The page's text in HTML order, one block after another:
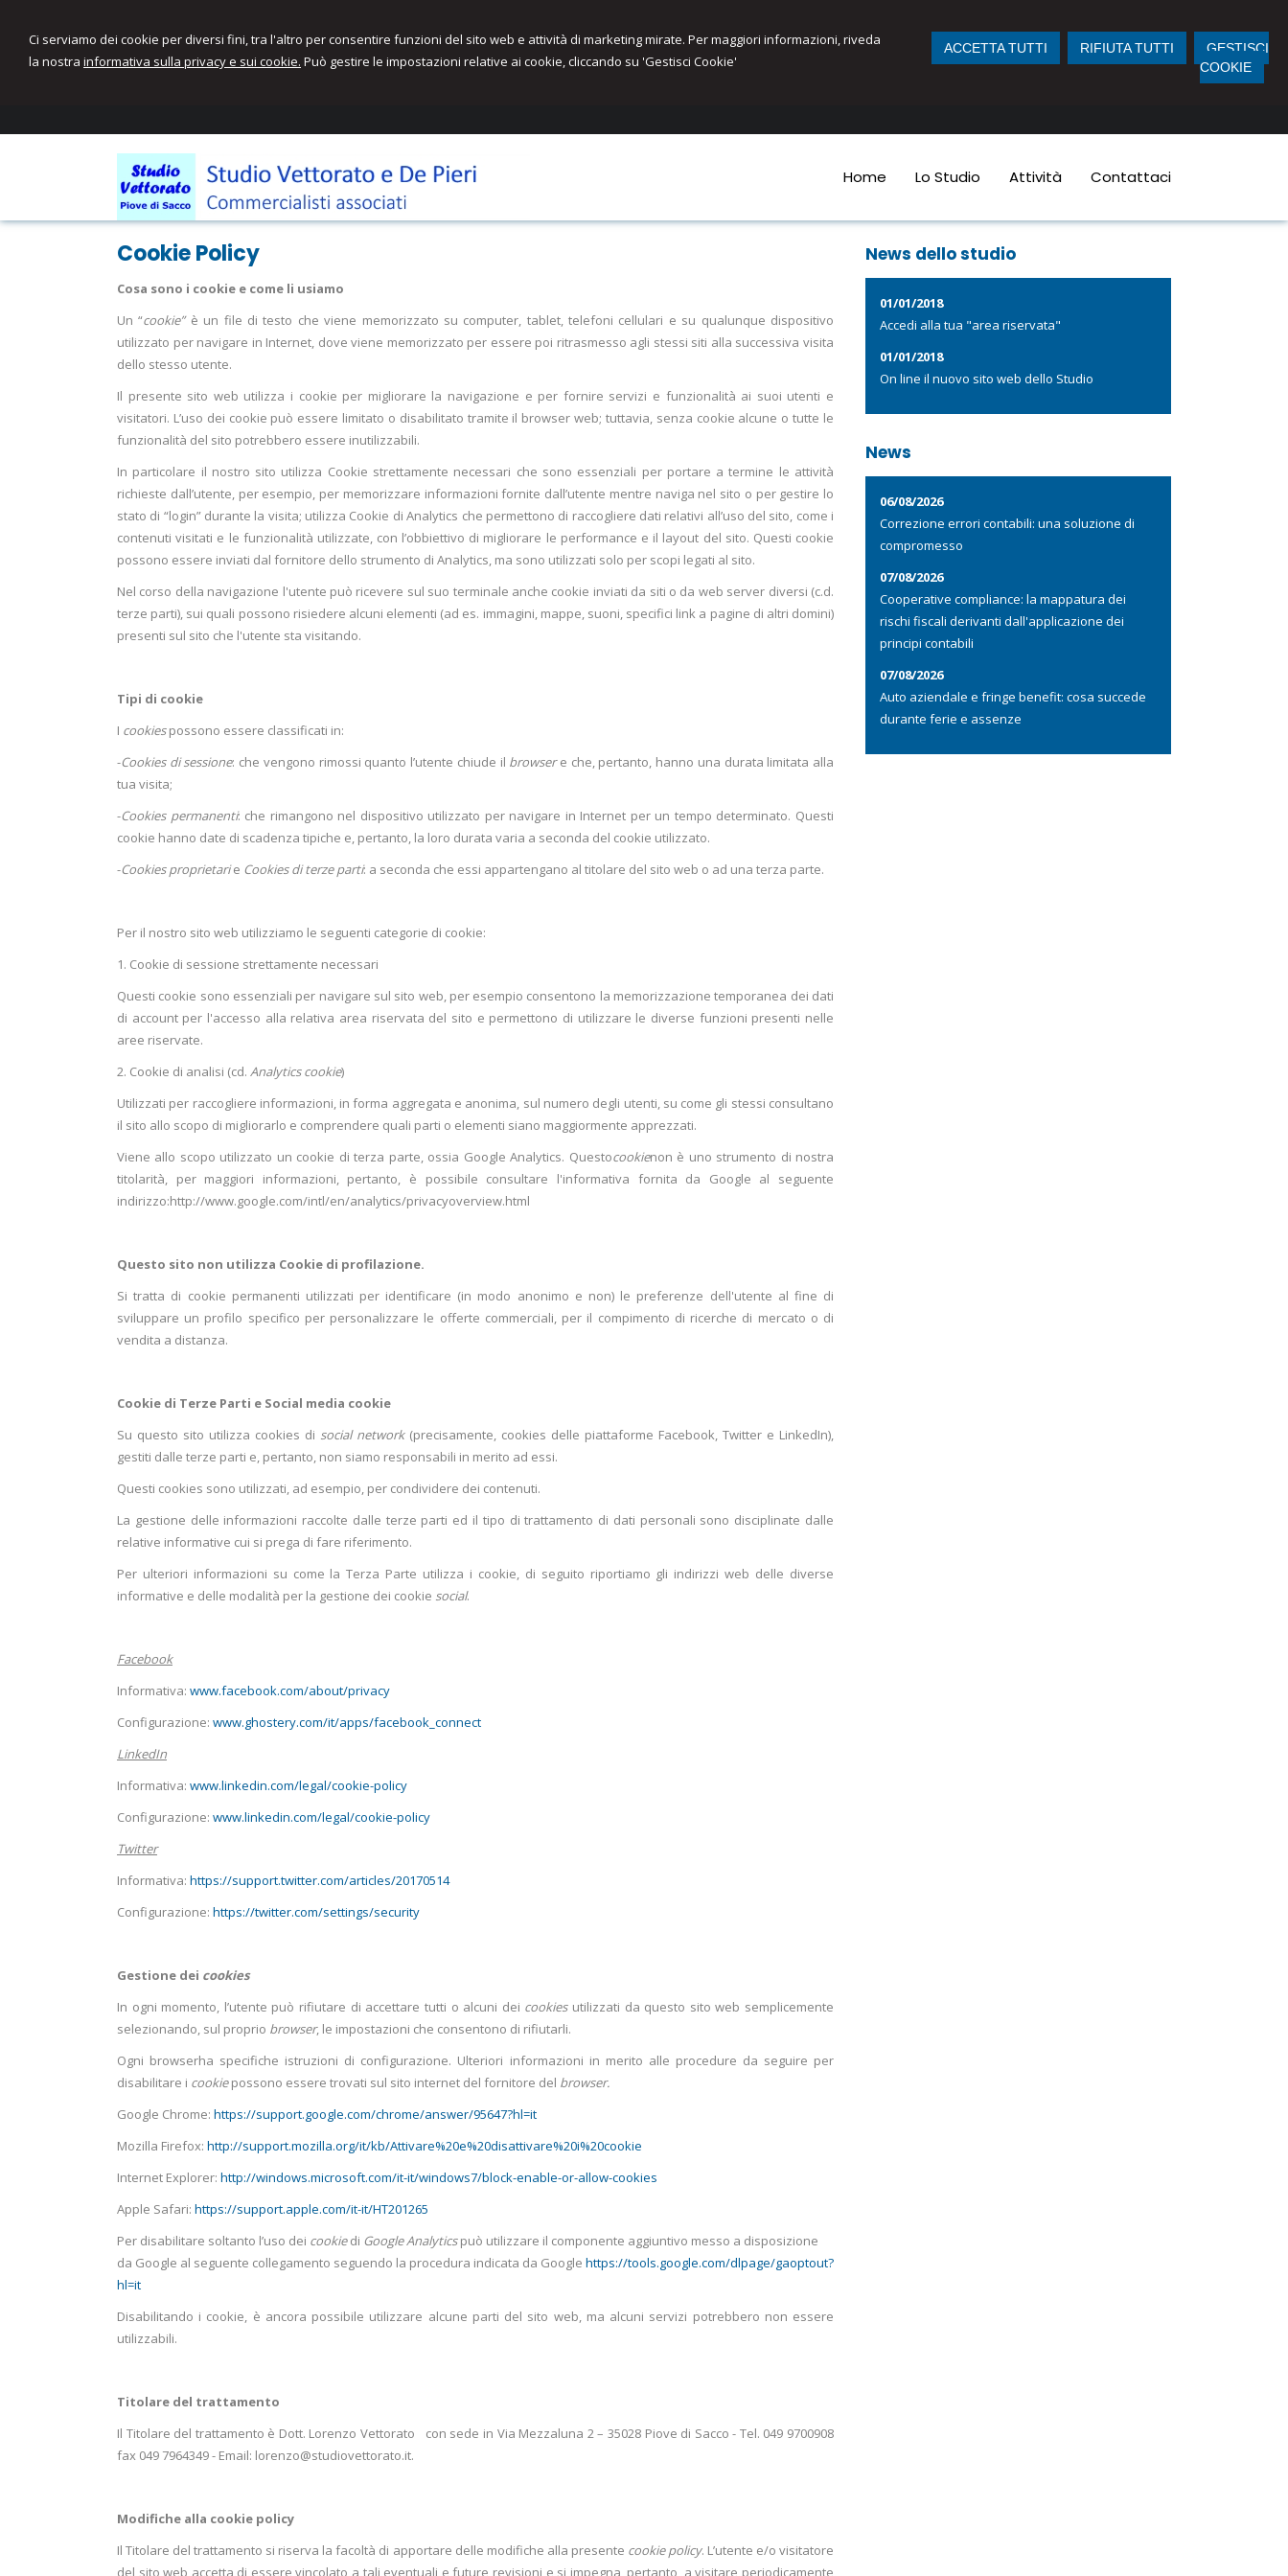
Ci serviamo dei cookie per diversi fini, tra l'altro per consentire funzioni del sito web e attività di marketing mirate. Per maggiori informazioni, riveda
la nostra informativa sulla privacy e sui cookie. Può gestire le impostazioni relative ai cookie, cliccando su 'Gestisci Cookie'
ACCETTA TUTTI RIFIUTA TUTTI
GESTISCI
COOKIE
Home Lo Studio Attività Contattaci
Cookie Policy
Cosa sono i cookie e come li usiamo
Un “cookie” è un file di testo che viene memorizzato su computer, tablet, telefoni cellulari e su qualunque dispositivo
utilizzato per navigare in Internet, dove viene memorizzato per essere poi ritrasmesso agli stessi siti alla successiva visita
dello stesso utente.
Il presente sito web utilizza i cookie per migliorare la navigazione e per fornire servizi e funzionalità ai suoi utenti e
visitatori. L’uso dei cookie può essere limitato o disabilitato tramite il browser web; tuttavia, senza cookie alcune o tutte le
funzionalità del sito potrebbero essere inutilizzabili.
In particolare il nostro sito utilizza Cookie strettamente necessari che sono essenziali per portare a termine le attività
richieste dall’utente, per esempio, per memorizzare informazioni fornite dall’utente mentre naviga nel sito o per gestire lo
stato di “login” durante la visita; utilizza Cookie di Analytics che permettono di raccogliere dati relativi all’uso del sito, come i
contenuti visitati e le funzionalità utilizzate, con l’obbiettivo di migliorare le performance e il layout del sito. Questi cookie
possono essere inviati dal fornitore dello strumento di Analytics, ma sono utilizzati solo per scopi legati al sito.
Nel corso della navigazione l'utente può ricevere sul suo terminale anche cookie inviati da siti o da web server diversi (c.d.
terze parti), sui quali possono risiedere alcuni elementi (ad es. immagini, mappe, suoni, specifici link a pagine di altri domini)
presenti sul sito che l'utente sta visitando.
Tipi di cookie
I cookiespossono essere classificati in:
-Cookies di sessione: che vengono rimossi quanto l’utente chiude il browsere che, pertanto, hanno una durata limitata alla
tua visita;
-Cookies permanenti: che rimangono nel dispositivo utilizzato per navigare in Internet per un tempo determinato. Questi
cookie hanno date di scadenza tipiche e, pertanto, la loro durata varia a seconda del cookie utilizzato.
-Cookies proprietarie Cookies di terze parti: a seconda che essi appartengano al titolare del sito web o ad una terza parte.
Per il nostro sito web utilizziamo le seguenti categorie di cookie:
1. Cookie di sessione strettamente necessari
Questi cookie sono essenziali per navigare sul sito web, per esempio consentono la memorizzazione temporanea dei dati
di account per l'accesso alla relativa area riservata del sito e permettono di utilizzare le diverse funzioni presenti nelle
aree riservate.
2. Cookie di analisi (cd. Analytics cookie)
Utilizzati per raccogliere informazioni, in forma aggregata e anonima, sul numero degli utenti, su come gli stessi consultano
il sito allo scopo di migliorarlo e comprendere quali parti o elementi siano maggiormente apprezzati.
Viene allo scopo utilizzato un cookie di terza parte, ossia Google Analytics. Questocookienon è uno strumento di nostra
titolarità, per maggiori informazioni, pertanto, è possibile consultare l'informativa fornita da Google al seguente
indirizzo:http://www.google.com/intl/en/analytics/privacyoverview.html
Questo sito non utilizza Cookie di profilazione.
Si tratta di cookie permanenti utilizzati per identificare (in modo anonimo e non) le preferenze dell'utente al fine di
sviluppare un profilo specifico per personalizzare le offerte commerciali, per il compimento di ricerche di mercato o di
vendita a distanza.
Cookie di Terze Parti e Social media cookie
Su questo sito utilizza cookies di social network(precisamente, cookies delle piattaforme Facebook, Twitter e LinkedIn),
gestiti dalle terze parti e, pertanto, non siamo responsabili in merito ad essi.
Questi cookies sono utilizzati, ad esempio, per condividere dei contenuti.
La gestione delle informazioni raccolte dalle terze parti ed il tipo di trattamento di dati personali sono disciplinate dalle
relative informative cui si prega di fare riferimento.
Per ulteriori informazioni su come la Terza Parte utilizza i cookie, di seguito riportiamo gli indirizzi web delle diverse
informative e delle modalità per la gestione dei cookie social.
Facebook
Informativa: www.facebook.com/about/privacy
Configurazione: www.ghostery.com/it/apps/facebook_connect
LinkedIn
Informativa: www.linkedin.com/legal/cookie-policy
Configurazione: www.linkedin.com/legal/cookie-policy
Twitter
Informativa: https://support.twitter.com/articles/20170514
Configurazione: https://twitter.com/settings/security
Gestione dei cookies
In ogni momento, l’utente può rifiutare di accettare tutti o alcuni dei cookies utilizzati da questo sito web semplicemente
selezionando, sul proprio browser, le impostazioni che consentono di rifiutarli.
Ogni browserha specifiche istruzioni di configurazione. Ulteriori informazioni in merito alle procedure da seguire per
disabilitare i cookiepossono essere trovati sul sito internet del fornitore del browser.
Google Chrome: https://support.google.com/chrome/answer/95647?hl=it
Mozilla Firefox: http://support.mozilla.org/it/kb/Attivare%20e%20disattivare%20i%20cookie
Internet Explorer: http://windows.microsoft.com/it-it/windows7/block-enable-or-allow-cookies
Apple Safari: https://support.apple.com/it-it/HT201265
Per disabilitare soltanto l’uso dei cookiedi Google Analyticspuò utilizzare il componente aggiuntivo messo a disposizione
da Google al seguente collegamento seguendo la procedura indicata da Google https://tools.google.com/dlpage/gaoptout?
hl=it
Disabilitando i cookie, è ancora possibile utilizzare alcune parti del sito web, ma alcuni servizi potrebbero non essere
utilizzabili.
Titolare del trattamento
Il Titolare del trattamento è Dott. Lorenzo Vettorato con sede in Via Mezzaluna 2 – 35028 Piove di Sacco - Tel. 049 9700908
fax 049 7964349 - Email: lorenzo@studiovettorato.it.
Modifiche alla cookie policy
Il Titolare del trattamento si riserva la facoltà di apportare delle modifiche alla presente cookie policy. L’utente e/o visitatore
del sito web accetta di essere vincolato a tali eventuali e future revisioni e si impegna, pertanto, a visitare periodicamente
News dello studio
01/01/2018
Accedi alla tua "area riservata"
01/01/2018
On line il nuovo sito web dello Studio
News
06/08/2026
Correzione errori contabili: una soluzione di
compromesso
07/08/2026
Cooperative compliance: la mappatura dei
rischi fiscali derivanti dall'applicazione dei
principi contabili
07/08/2026
Auto aziendale e fringe benefit: cosa succede
durante ferie e assenze